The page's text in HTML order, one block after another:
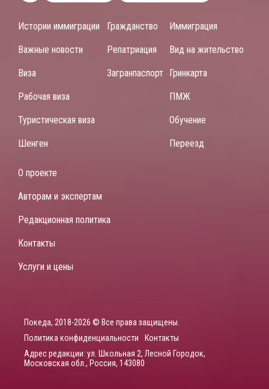
Истории иммиграции
Важные новости
Виза
Рабочая виза
Туристическая виза
Шенген
Гражданство
Репатриация
Загранпаспорт
Иммиграция
Вид на жительство
Гринкарта
ПМЖ
Обучение
Переезд
О проекте
Авторам и экспертам
Редакционная политика
Контакты
Услуги и цены
Покеда, 2018-2026 © Все права защищены.
Политика конфиденциальности
Контакты
Адрес редакции: ул. Школьная 2, Лесной Городок,
Московская обл., Россия, 143080